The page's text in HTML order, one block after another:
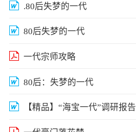
.80后失梦的一代
80后失梦的一代
一代宗师攻略
80后：失梦的一代
【精品】“海宝一代”调研报告